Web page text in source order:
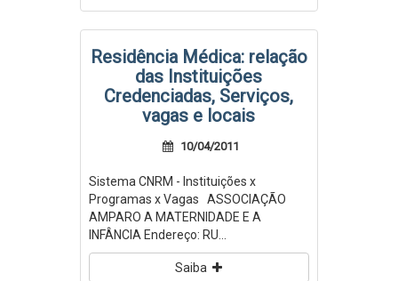
Residência Médica: relação
das Instituições
Credenciadas, Serviços,
vagas e locais
10/04/2011
Sistema CNRM - Instituições x
Programas x Vagas ASSOCIAÇÃO
AMPARO A MATERNIDADE E A
INFÂNCIA Endereço: RU...
Saiba